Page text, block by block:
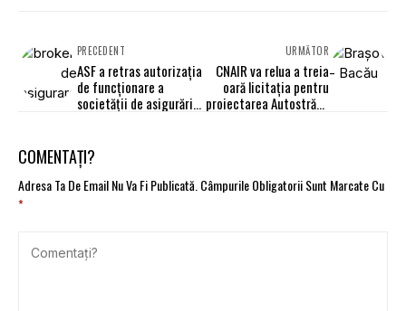
PRECEDENT
ASF a retras autorizația
de funcționare a
societății de asigurări
URMĂTOR
CNAIR va relua a treia
oară licitația pentru
proiectarea Autostrăzii
COMENTAȚI?
Adresa Ta De Email Nu Va Fi Publicată.Câmpurile Obligatorii Sunt Marcate Cu
*